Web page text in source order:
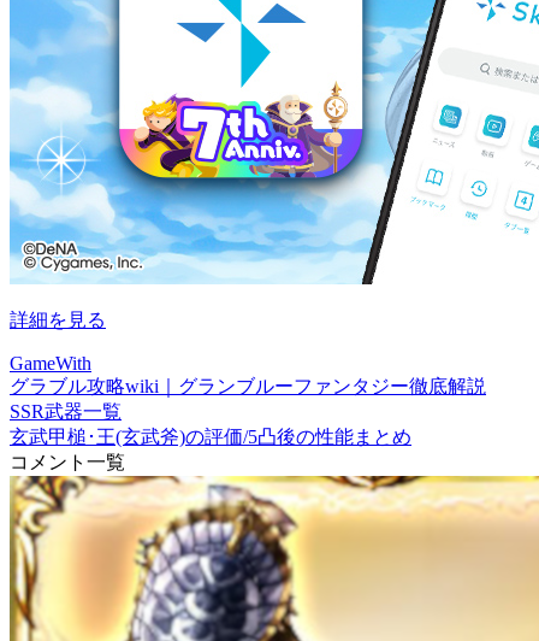
詳細を見る
GameWith
グラブル攻略wiki｜グランブルーファンタジー徹底解説
SSR武器一覧
玄武甲槌･王(玄武斧)の評価/5凸後の性能まとめ
コメント一覧